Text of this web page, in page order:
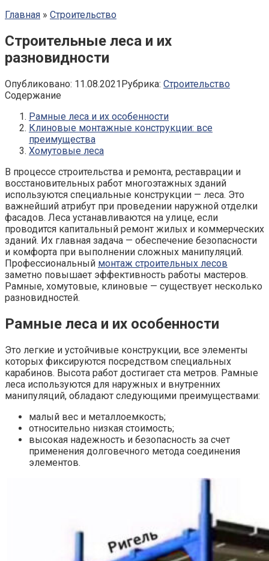
Главная » Строительство
Строительные леса и их
разновидности
Опубликовано: 11.08.2021Рубрика: Строительство
Содержание
Рамные леса и их особенности
Клиновые монтажные конструкции: все
преимущества
Хомутовые леса
В процессе строительства и ремонта, реставрации и
восстановительных работ многоэтажных зданий
используются специальные конструкции — леса. Это
важнейший атрибут при проведении наружной отделки
фасадов. Леса устанавливаются на улице, если
проводится капитальный ремонт жилых и коммерческих
зданий. Их главная задача — обеспечение безопасности
и комфорта при выполнении сложных манипуляций.
Профессиональный монтаж строительных лесов
заметно повышает эффективность работы мастеров.
Рамные, хомутовые, клиновые — существует несколько
разновидностей.
Рамные леса и их особенности
Это легкие и устойчивые конструкции, все элементы
которых фиксируются посредством специальных
карабинов. Высота работ достигает ста метров. Рамные
леса используются для наружных и внутренних
манипуляций, обладают следующими преимуществами:
малый вес и металлоемкость;
относительно низкая стоимость;
высокая надежность и безопасность за счет
применения долговечного метода соединения
элементов.